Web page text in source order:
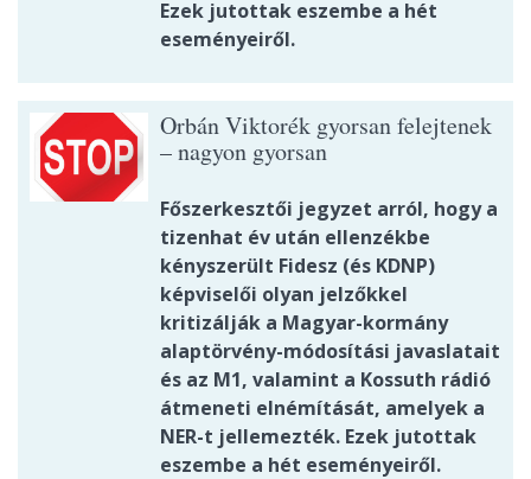
Ezek jutottak eszembe a hét
eseményeiről.
Orbán Viktorék gyorsan felejtenek
– nagyon gyorsan
Főszerkesztői jegyzet arról, hogy a
tizenhat év után ellenzékbe
kényszerült Fidesz (és KDNP)
képviselői olyan jelzőkkel
kritizálják a Magyar-kormány
alaptörvény-módosítási javaslatait
és az M1, valamint a Kossuth rádió
átmeneti elnémítását, amelyek a
NER-t jellemezték. Ezek jutottak
eszembe a hét eseményeiről.